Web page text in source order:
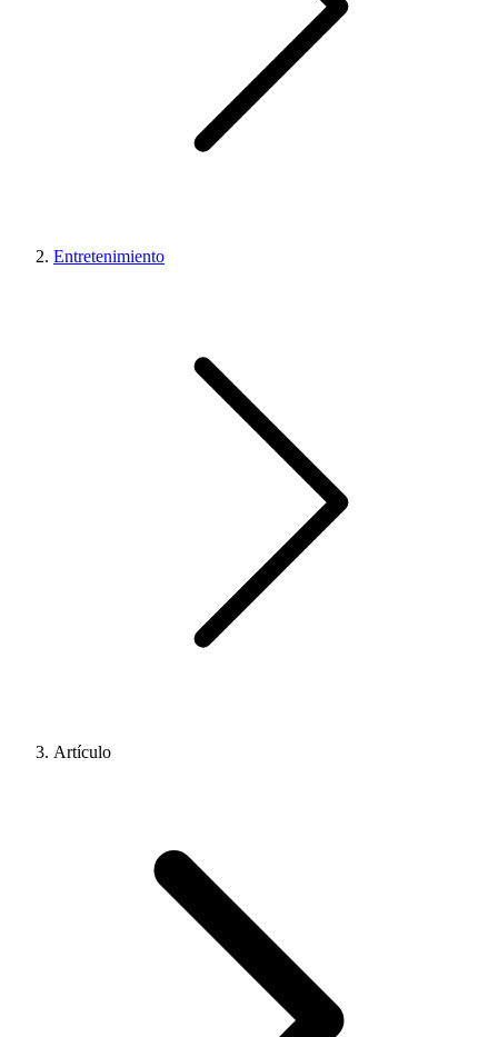
Entretenimiento
Artículo